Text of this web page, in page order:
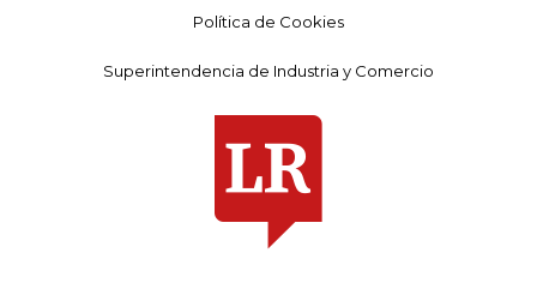
Política de Cookies
Superintendencia de Industria y Comercio